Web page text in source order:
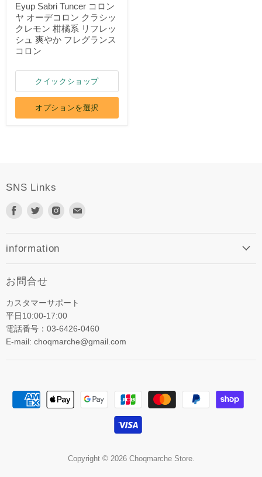
Eyup Sabri Tuncer コロン
ヤ オーデコロン クラシッ
クレモン 柑橘系 リフレッ
シュ 爽やか フレグランス
コロン
クイックショップ
オプションを選択
SNS Links
Facebook
つ
く
だ
さ
い
Twitter
つ
く
だ
さ
い
Instagram
さ
い
く
だ
information
お問合せ
カスタマーサポート
平日10:00-17:00
電話番号：03-6426-0460
E-mail: choqmarche@gmail.com
Copyright © 2026 Choqmarche Store.